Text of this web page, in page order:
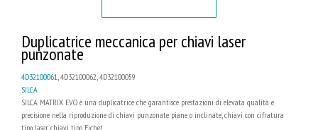
Duplicatrice meccanica per chiavi laser
punzonate
4D32100061, 4D32100062, 4D32100059
SILCA
SILCA MATRIX EVO è una duplicatrice che garantisce prestazioni di elevata qualità e
precisione nella riproduzione di chiavi punzonate piane o inclinate, chiavi con cifratura
tipo laser, chiavi tipo Fichet